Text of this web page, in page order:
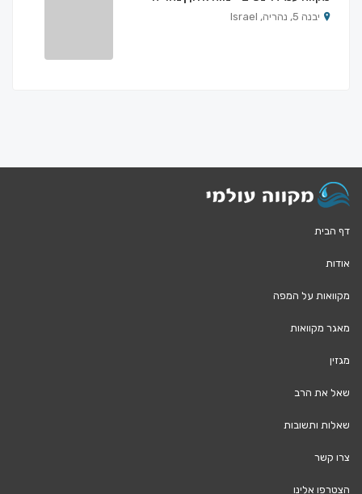
יבנה 5, נהריה, Israel
דף הבית
אודות
מקוואות על המפה
מאגר מקוואות
מגזין
שאל את הרב
שאלות ותשובות
צרו קשר
הצטרפו אלינו